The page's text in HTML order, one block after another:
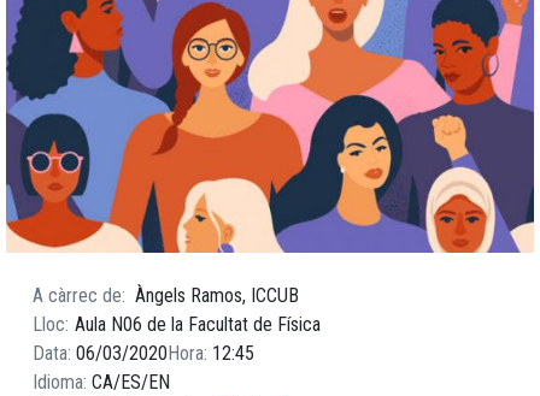
A càrrec de
Àngels Ramos, ICCUB
Lloc Aula N06 de la Facultat de Física
Data 06/03/2020 Hora 12:45
Idioma CA ES EN